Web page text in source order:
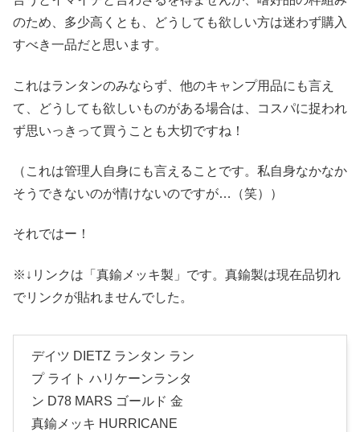
のため、多少高くとも、どうしても欲しい方は迷わず購入
すべき一品だと思います。
これはランタンのみならず、他のキャンプ用品にも言え
て、どうしても欲しいものがある場合は、コスパに捉われ
ず思いっきって買うことも大切ですね！
（これは管理人自身にも言えることです。私自身なかなか
そうできないのが情けないのですが…（笑））
それではー！
※↓リンクは「真鍮メッキ製」です。真鍮製は現在品切れ
でリンクが貼れませんでした。
デイツ DIETZ ランタン ラン
プ ライト ハリケーンランタ
ン D78 MARS ゴールド 金
真鍮メッキ HURRICANE